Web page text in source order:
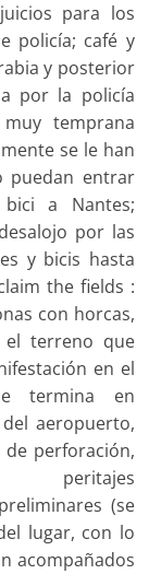
para los
policía; café y
y posterior
por la policía
temprana
se le han
puedan entrar
a Nantes;
por las
y bicis hasta
the fields :
con horcas,
el terreno que
en el
termina en
aeropuerto,
perforación,
peritajes
(se
lugar, con lo
acompañados